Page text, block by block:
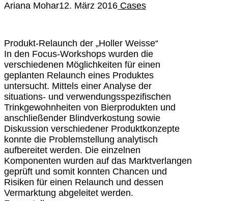
Ariana Mohar12. März 2016 Cases
Produkt-Relaunch der „Holler Weisse“
In den Focus-Workshops wurden die
verschiedenen Möglichkeiten für einen
geplanten Relaunch eines Produktes
untersucht. Mittels einer Analyse der
situations- und verwendungsspezifischen
Trinkgewohnheiten von Bierprodukten und
anschließender Blindverkostung sowie
Diskussion verschiedener Produktkonzepte
konnte die Problemstellung analytisch
aufbereitet werden. Die einzelnen
Komponenten wurden auf das Marktverlangen
geprüft und somit konnten Chancen und
Risiken für einen Relaunch und dessen
Vermarktung abgeleitet werden.